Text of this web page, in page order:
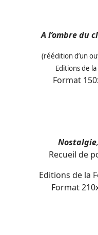
A l’ombre du
(réédition d’un
Editions de
Format
Nostalgie,
Recueil de
Editions de la
Format